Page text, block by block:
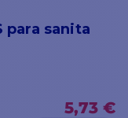
para sanita
5,73 €